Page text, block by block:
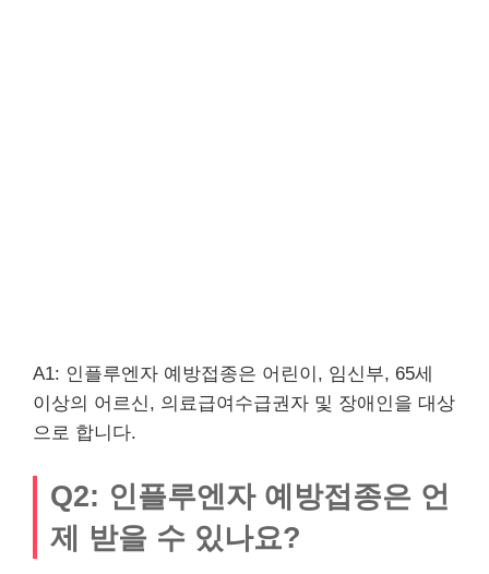
A1: 인플루엔자 예방접종은 어린이, 임신부, 65세
이상의 어르신, 의료급여수급권자 및 장애인을 대상
으로 합니다.
Q2: 인플루엔자 예방접종은 언
제 받을 수 있나요?